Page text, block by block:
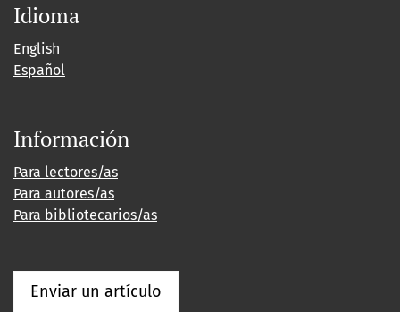
Idioma
English
Español
Información
Para lectores/as
Para autores/as
Para bibliotecarios/as
Enviar un artículo